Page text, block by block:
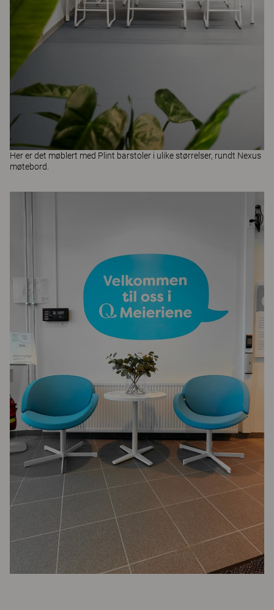
Her er det møblert med Plint barstoler i ulike størrelser, rundt Nexus
møtebord.